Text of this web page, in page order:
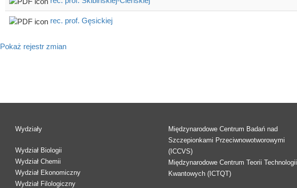
rec. prof. Gęsickiej
Pokaż rejestr zmian
Wydziały
Wydział Biologii
Wydział Chemii
Wydział Ekonomiczny
Wydział Filologiczny
Międzynarodowe Centrum Badań nad
Szczepionkami Przeciwnowotworowymi
(ICCVS)
Międzynarodowe Centrum Teorii Technologii
Kwantowych (ICTQT)